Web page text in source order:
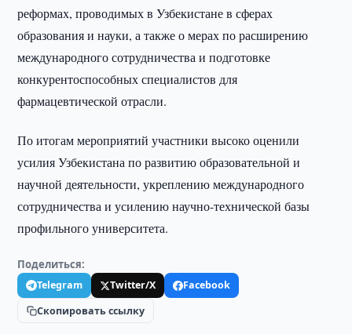
реформах, проводимых в Узбекистане в сферах
образования и науки, а также о мерах по расширению
международного сотрудничества и подготовке
конкурентоспособных специалистов для
фармацевтической отрасли.
По итогам мероприятий участники высоко оценили
усилия Узбекистана по развитию образовательной и
научной деятельности, укреплению международного
сотрудничества и усилению научно-технической базы
профильного университета.
Поделиться:
Telegram Twitter/X
Facebook
Скопировать ссылку